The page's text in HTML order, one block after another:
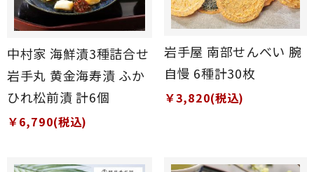
中村家 海鮮漬3種詰合せ
岩手丸 黄金海寿漬 ふか
ひれ松前漬 計6個
￥6,790(税込)
岩手屋 南部せんべい 腕
自慢 6種計30枚
￥3,820(税込)